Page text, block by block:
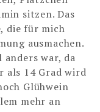
sitzen. Das
die für mich
ausmachen.
anders war, da
als 14 Grad wird
Glühwein
mehr an